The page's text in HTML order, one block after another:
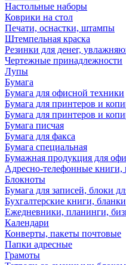
Настольные наборы
Коврики на стол
Печати, оснастки, штампы
Штемпельная краска
Резинки для денег,
Чертежные принадлежности
Лупы
Бумага
Бумага для офисной техники
Бумага для принтеров и
Бумага для принтеров и
Бумага писчая
Бумага для факса
Бумага специальная
Бумажная продукция для
Адресно-телефонные книги,
Блокноты
Бумага для записей, блоки
Бухгалтерские книги, бланки
Ежедневники, планинги,
Календари
Конверты, пакеты почтовые
Папки адресные
Грамоты